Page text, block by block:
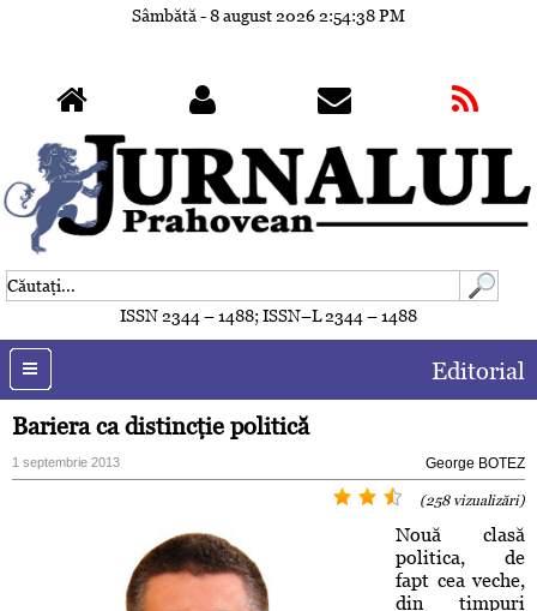
Sâmbătă - 8 august 2026 2:54:41 PM
ISSN 2344 – 1488; ISSN–L 2344 – 1488
Editorial
Bariera ca distincţie politică
1 septembrie 2013 George BOTEZ
(258 vizualizări)
Nouă clasă
politica, de
fapt cea veche,
din timpuri